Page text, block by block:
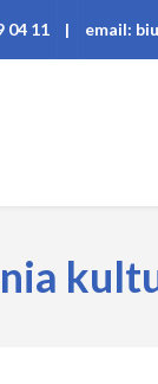
04 11 | email: